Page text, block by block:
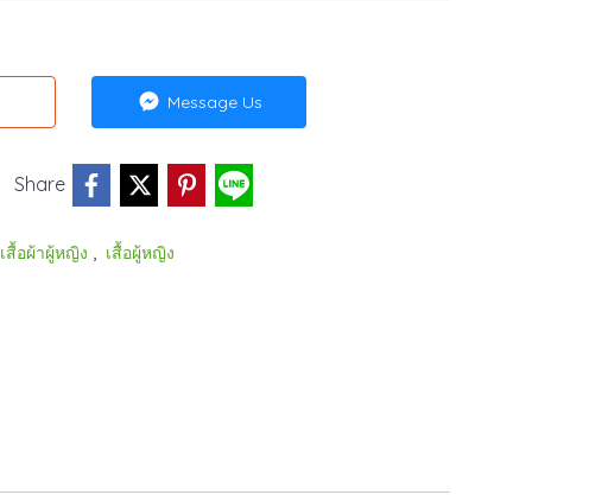
Message Us
Share
เสื้อผ้าผู้หญิง เสื้อผู้หญิง